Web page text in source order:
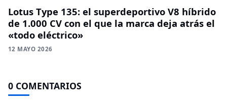
Lotus Type 135: el superdeportivo V8 híbrido
de 1.000 CV con el que la marca deja atrás el
«todo eléctrico»
12 MAYO 2026
0 COMENTARIOS